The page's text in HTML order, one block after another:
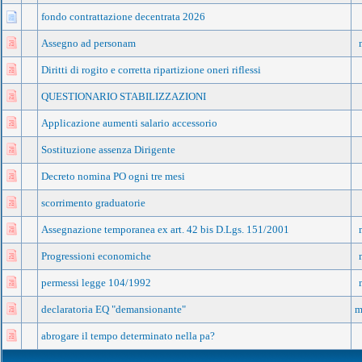
fondo contrattazione decentrata 2026
Assegno ad personam
Diritti di rogito e corretta ripartizione oneri riflessi
QUESTIONARIO STABILIZZAZIONI
Applicazione aumenti salario accessorio
Sostituzione assenza Dirigente
Decreto nomina PO ogni tre mesi
scorrimento graduatorie
Assegnazione temporanea ex art. 42 bis D.Lgs. 151/2001
Progressioni economiche
permessi legge 104/1992
declaratoria EQ "demansionante"
abrogare il tempo determinato nella pa?